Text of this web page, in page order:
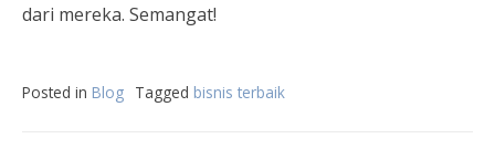
dari mereka. Semangat!
Posted in Blog Tagged bisnis terbaik